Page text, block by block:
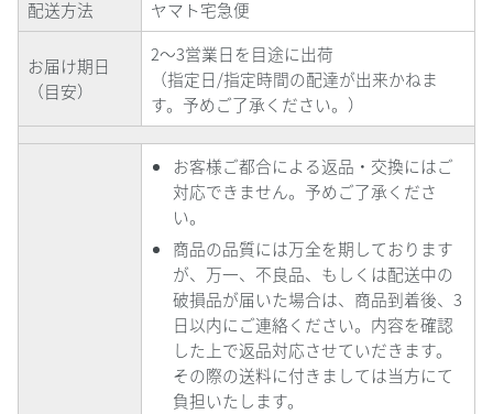
配送方法 ヤマト宅急便
お届け期日
（目安）
2～3営業日を目途に出荷
（指定日/指定時間の配達が出来かねま
す。予めご了承ください。）
お客様ご都合による返品・交換にはご
対応できません。予めご了承くださ
い。
商品の品質には万全を期しております
が、万一、不良品、もしくは配送中の
破損品が届いた場合は、商品到着後、 3
日以内にご連絡ください。内容を確認
した上で返品対応させていだきます。
その際の送料に付きましては当方にて
負担いたします。